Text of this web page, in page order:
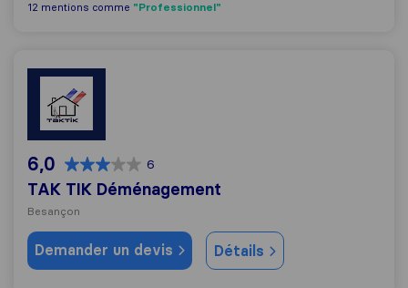
12 mentions comme "Professionnel"
TAK TIK Déménagement
6,0 6
TAK TIK Déménagement
Besançon
Demander un devis Détails